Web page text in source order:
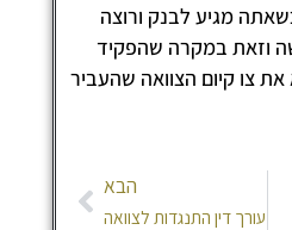
לבנק ורוצה
שהפקיד
הצוואה שהעביר
התנגדות לצוואה
הבא